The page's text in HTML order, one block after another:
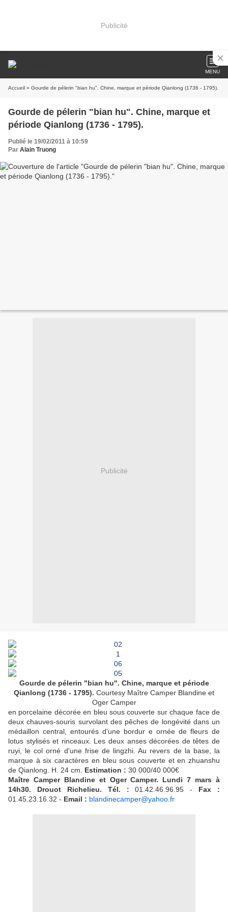
Publicité
MENU
Accueil » Gourde de pélerin "bian hu". Chine, marque et période Qianlong (1736 - 1795).
Gourde de pélerin "bian hu". Chine, marque et
période Qianlong (1736 - 1795).
Publié le 19/02/2011 à 10:59
Par Alain Truong
Publicité
Gourde de pélerin "bian hu". Chine, marque et période
Qianlong (1736 - 1795). Courtesy Maître Camper Blandine et
Oger Camper
en porcelaine décorée en bleu sous couverte sur chaque face de
deux chauves-souris survolant des pêches de longévité dans un
médaillon central, entourés d'une bordur e ornée de fleurs de
lotus stylisés et rinceaux. Les deux anses décorées de têtes de
ruyi, le col orné d'une frise de lingzhi. Au revers de la base, la
marque à six caractères en bleu sous couverte et en zhuanshu
de Qianlong. H. 24 cm. Estimation : 30 000/40 000€
Maître Camper Blandine et Oger Camper. Lundi 7 mars à
14h30. Drouot Richelieu. Tél. :01.42.46.96.95 - Fax :
01.45.23.16.32 - Email : blandinecamper@yahoo.fr